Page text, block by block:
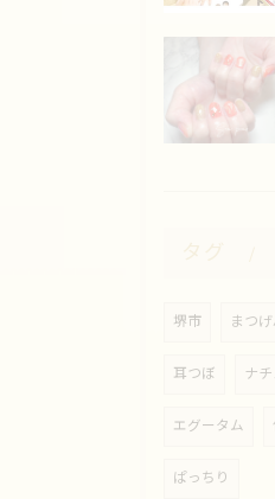
タグ
堺市 まつ
耳つぼ ナ
エグータム
ぱっちり